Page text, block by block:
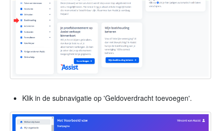
Klik in de subnavigatie op 'Geldoverdracht toevoegen'.